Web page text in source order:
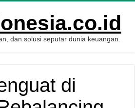
dan solusi seputar dunia keuangan.
di